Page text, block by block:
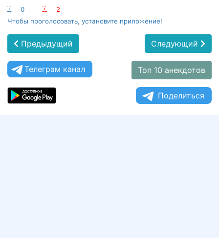
:-) 0 :-(
2
Чтобы проголосовать, установите приложение!
Предыдущий Следующий
Телеграм канал Топ 10 анекдотов
Поделиться